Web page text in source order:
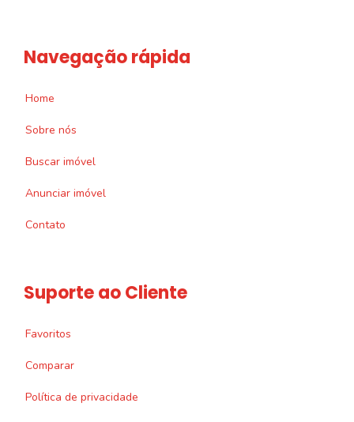
Navegação rápida
Home
Sobre nós
Buscar imóvel
Anunciar imóvel
Contato
Suporte ao Cliente
Favoritos
Comparar
Política de privacidade